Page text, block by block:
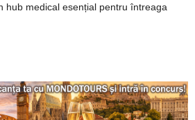
hub medical esențial pentru întreaga